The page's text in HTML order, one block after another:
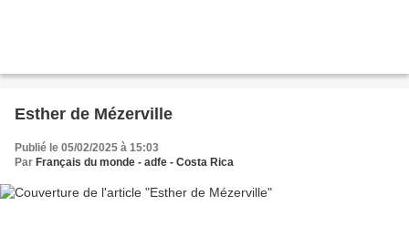
Esther de Mézerville
Publié le 05/02/2025 à 15:03
Par Français du monde - adfe - Costa Rica